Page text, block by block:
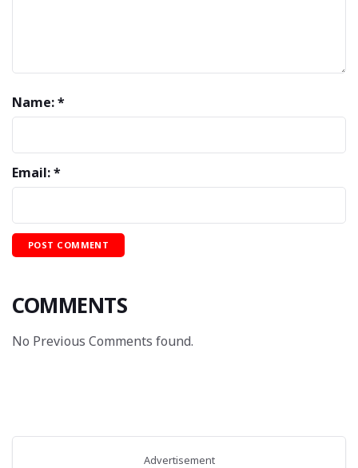
Name: *
Email: *
COMMENTS
No Previous Comments found.
Advertisement